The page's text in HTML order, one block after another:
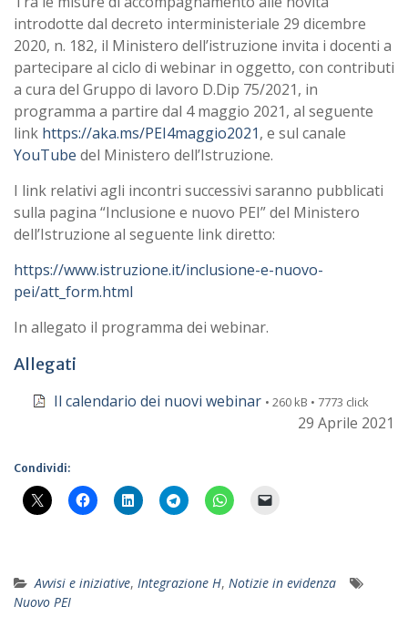
introdotte dal decreto interministeriale 29 dicembre
2020, n. 182, il Ministero dell’istruzione invita i docenti a
partecipare al ciclo di webinar in oggetto, con contributi
a cura del Gruppo di lavoro D.Dip 75/2021, in
programma a partire dal 4 maggio 2021, al seguente
link https://aka.ms/PEI4maggio2021, e sul canale
YouTube del Ministero dell’Istruzione.
I link relativi agli incontri successivi saranno pubblicati
sulla pagina “Inclusione e nuovo PEI” del Ministero
dell’Istruzione al seguente link diretto:
https://www.istruzione.it/inclusione-e-nuovo-
pei/att_form.html
In allegato il programma dei webinar.
Allegati
Il calendario dei nuovi webinar • 260 kB • 7773 click
29 Aprile 2021
Condividi:
Avvisi e iniziative, Integrazione H, Notizie in evidenza
Nuovo PEI